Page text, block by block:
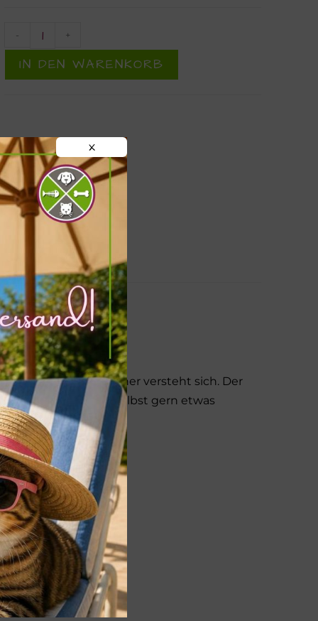
- +
IN DEN WARENKORB
– für den Vierbeiner versteht sich. Der
von der man sich selbst gern etwas
X